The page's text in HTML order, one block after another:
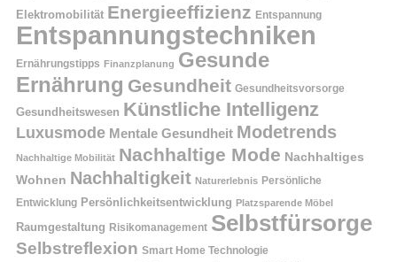
Elektromobilität Energieeffizienz Entspannung
Entspannungstechniken
Ernährungstipps Finanzplanung Gesunde
Ernährung Gesundheit Gesundheitsvorsorge
Gesundheitswesen Künstliche Intelligenz
Luxusmode Mentale Gesundheit Modetrends
Nachhaltige Mobilität Nachhaltige Mode Nachhaltiges
Wohnen Nachhaltigkeit Naturerlebnis Persönliche
Entwicklung Persönlichkeitsentwicklung Platzsparende Möbel
Raumgestaltung Risikomanagement Selbstfürsorge
Selbstreflexion Smart Home Technologie